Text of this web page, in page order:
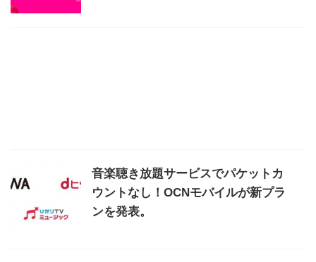
音楽聴き放題サービスでパケットカ
ウントなし！OCNモバイルが新プラ
ンを発表。